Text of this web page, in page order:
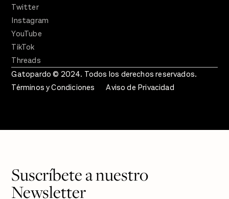
Twitter
Instagram
YouTube
TikTok
Threads
Gatopardo © 2024. Todos los derechos reservados.
Términos y Condiciones
Aviso de Privacidad
Suscríbete a nuestro
Newsletter